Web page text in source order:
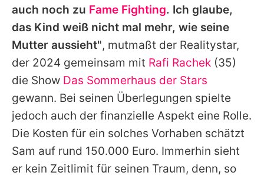
auch noch zu Fame Fighting. Ich glaube,
das Kind weiß nicht mal mehr, wie seine
Mutter aussieht", mutmaßt der Realitystar,
der 2024 gemeinsam mit Rafi Rachek (35)
die Show Das Sommerhaus der Stars
gewann. Bei seinen Überlegungen spielte
jedoch auch der finanzielle Aspekt eine Rolle.
Die Kosten für ein solches Vorhaben schätzt
Sam auf rund 150.000 Euro. Immerhin sieht
er kein Zeitlimit für seinen Traum, denn, so